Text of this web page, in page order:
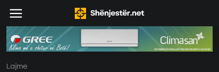
Lajme